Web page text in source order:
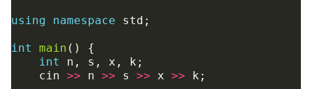
using namespace std ;
int main ()
{
int
n , s , x , k ;
cin >> n >> s >> x >> k ;